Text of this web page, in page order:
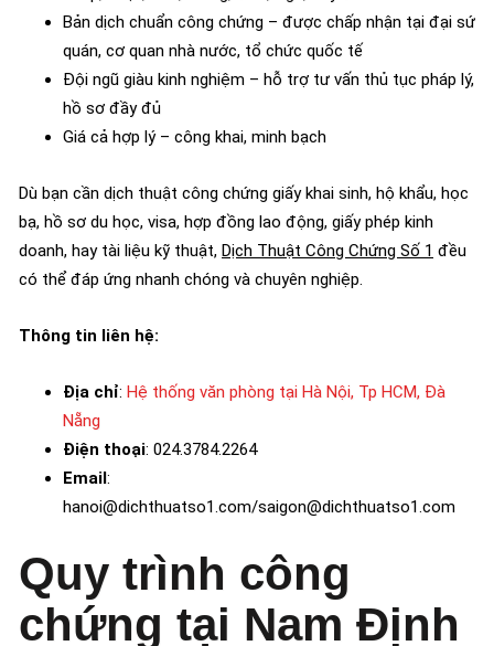
Bản dịch chuẩn công chứng – được chấp nhận tại đại sứ
quán, cơ quan nhà nước, tổ chức quốc tế
Đội ngũ giàu kinh nghiệm – hỗ trợ tư vấn thủ tục pháp lý,
hồ sơ đầy đủ
Giá cả hợp lý – công khai, minh bạch
Dù bạn cần dịch thuật công chứng giấy khai sinh, hộ khẩu, học
bạ, hồ sơ du học, visa, hợp đồng lao động, giấy phép kinh
doanh, hay tài liệu kỹ thuật, Dịch Thuật Công Chứng Số 1 đều
có thể đáp ứng nhanh chóng và chuyên nghiệp.
Thông tin liên hệ:
Địa chỉ: Hệ thống văn phòng tại Hà Nội, Tp HCM, Đà
Nẵng
Điện thoại: 024.3784.2264
Email:
hanoi@dichthuatso1.com/saigon@dichthuatso1.com
Quy trình công
chứng tại Nam Định